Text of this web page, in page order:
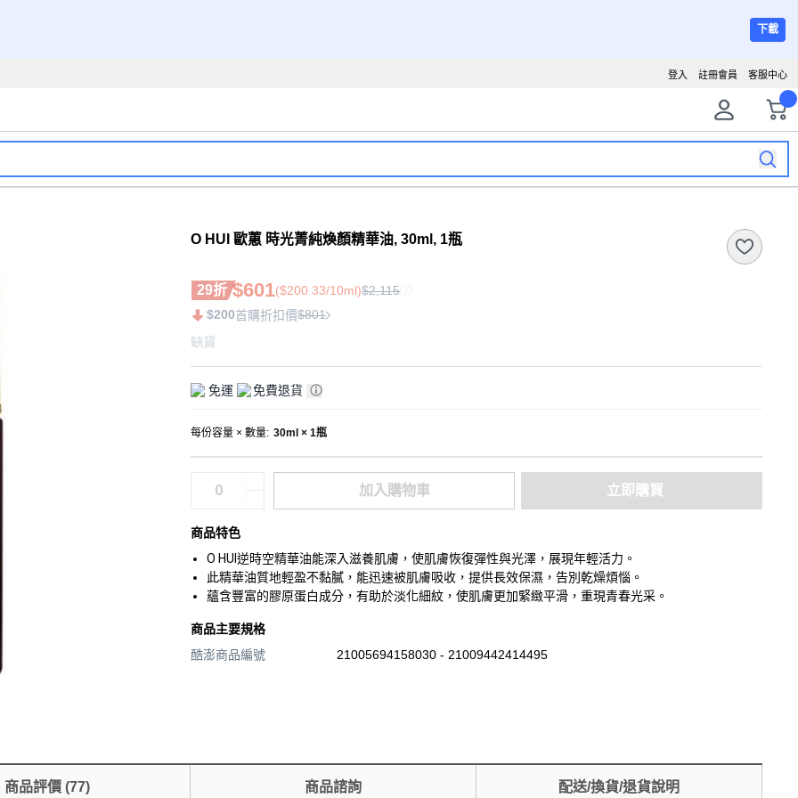
下載
客服中心
註冊會員
登入
O HUI 歐蕙 時光菁純煥顏精華油, 30ml, 1瓶
29折 $601($200.33/10ml)$2,115
$200首購折扣價$801
缺貨
免運 免費退貨
每份容量 × 數量: 30ml × 1瓶
加入購物車 立即購買
商品特色
O HUI逆時空精華油能深入滋養肌膚，使肌膚恢復彈性與光澤，展現年輕活力。
此精華油質地輕盈不黏膩，能迅速被肌膚吸收，提供長效保濕，告別乾燥煩惱。
蘊含豐富的膠原蛋白成分，有助於淡化細紋，使肌膚更加緊緻平滑，重現青春光采。
商品主要規格
酷澎商品編號
21005694158030 - 21009442414495
商品評價 (77) 商品諮詢 配送/換貨/退貨說明